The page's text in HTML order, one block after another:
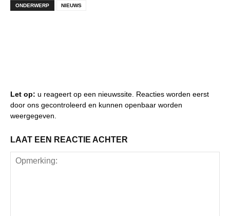
ONDERWERP NIEUWS
Let op: u reageert op een nieuwssite. Reacties worden eerst
door ons gecontroleerd en kunnen openbaar worden
weergegeven.
LAAT EEN REACTIE ACHTER